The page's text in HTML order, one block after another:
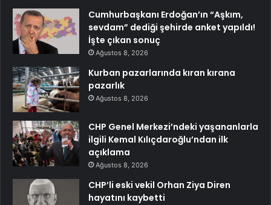
Cumhurbaşkanı Erdoğan’ın “Aşkım,
sevdam” dediği şehirde anket yapıldı!
İşte çıkan sonuç
Ağustos 8, 2026
Kurban pazarlarında kıran kırana
pazarlık
Ağustos 8, 2026
CHP Genel Merkezi’ndeki yaşananlarla
ilgili Kemal Kılıçdaroğlu’ndan ilk
açıklama
Ağustos 8, 2026
CHP’li eski vekil Orhan Ziya Diren
hayatını kaybetti